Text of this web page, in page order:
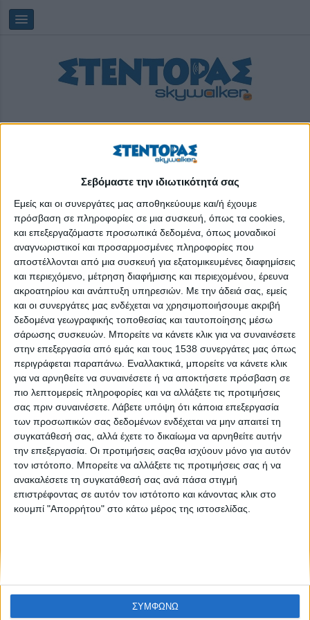
Σεβόμαστε την ιδιωτικότητά σας
Εμείς και οι συνεργάτες μας αποθηκεύουμε και/ή έχουμε
πρόσβαση σε πληροφορίες σε μια συσκευή, όπως τα cookies,
και επεξεργαζόμαστε προσωπικά δεδομένα, όπως μοναδικοί
αναγνωριστικοί και προσαρμοσμένες πληροφορίες που
αποστέλλονται από μια συσκευή για εξατομικευμένες διαφημίσεις
και περιεχόμενο, μέτρηση διαφήμισης και περιεχομένου, έρευνα
ακροατηρίου και ανάπτυξη υπηρεσιών. Με την άδειά σας, εμείς
και οι συνεργάτες μας ενδέχεται να χρησιμοποιήσουμε ακριβή
δεδομένα γεωγραφικής τοποθεσίας και ταυτοποίησης μέσω
σάρωσης συσκευών. Μπορείτε να κάνετε κλικ για να συναινέσετε
στην επεξεργασία από εμάς και τους 1538 συνεργάτες μας όπως
περιγράφεται παραπάνω. Εναλλακτικά, μπορείτε να κάνετε κλικ
για να αρνηθείτε να συναινέσετε ή να αποκτήσετε πρόσβαση σε
πιο λεπτομερείς πληροφορίες και να αλλάξετε τις προτιμήσεις
σας πριν συναινέσετε. Λάβετε υπόψη ότι κάποια επεξεργασία
των προσωπικών σας δεδομένων ενδέχεται να μην απαιτεί τη
συγκατάθεσή σας, αλλά έχετε το δικαίωμα να αρνηθείτε αυτήν
την επεξεργασία. Οι προτιμήσεις σαςθα ισχύουν μόνο για αυτόν
τον ιστότοπο. Μπορείτε να αλλάξετε τις προτιμήσεις σας ή να
ανακαλέσετε τη συγκατάθεσή σας ανά πάσα στιγμή
επιστρέφοντας σε αυτόν τον ιστότοπο και κάνοντας κλικ στο
κουμπί "Απορρήτου" στο κάτω μέρος της ιστοσελίδας.
ΣΥΜΦΩΝΩ
Κυριακή, 09/08/202606:02:09
Αγροτικά Μηχανημάτα
Παρουσίαση αγροτικών εκθέσεων της Ιταλίας
None feed
CONNECT